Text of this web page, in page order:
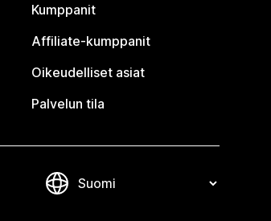
Kumppanit
Affiliate-kumppanit
Oikeudelliset asiat
Palvelun tila